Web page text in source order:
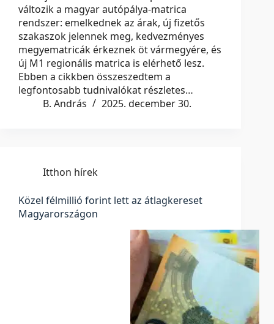
változik a magyar autópálya-matrica
rendszer: emelkednek az árak, új fizetős
szakaszok jelennek meg, kedvezményes
megyematricák érkeznek öt vármegyére, és
új M1 regionális matrica is elérhető lesz.
Ebben a cikkben összeszedtem a
legfontosabb tudnivalókat részletes…
B. András
2025. december 30.
Itthon hírek
Közel félmillió forint lett az átlagkereset
Magyarországon